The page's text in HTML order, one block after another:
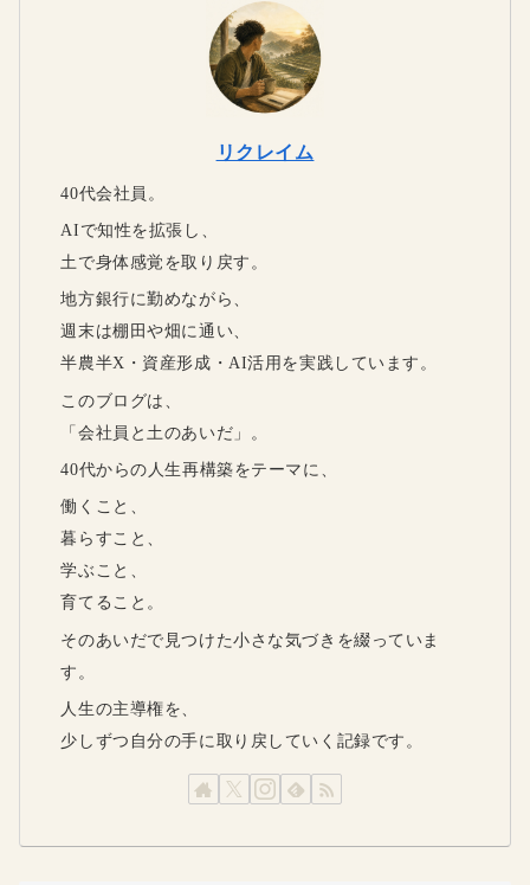
リクレイム
40代会社員。
AIで知性を拡張し、
土で身体感覚を取り戻す。
地方銀行に勤めながら、
週末は棚田や畑に通い、
半農半X・資産形成・AI活用を実践しています。
このブログは、
「会社員と土のあいだ」。
40代からの人生再構築をテーマに、
働くこと、
暮らすこと、
学ぶこと、
育てること。
そのあいだで見つけた小さな気づきを綴っていま
す。
人生の主導権を、
少しずつ自分の手に取り戻していく記録です。